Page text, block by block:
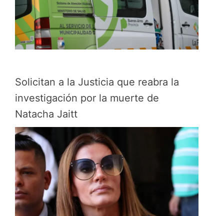
Solicitan a la Justicia que reabra la
investigación por la muerte de
Natacha Jaitt